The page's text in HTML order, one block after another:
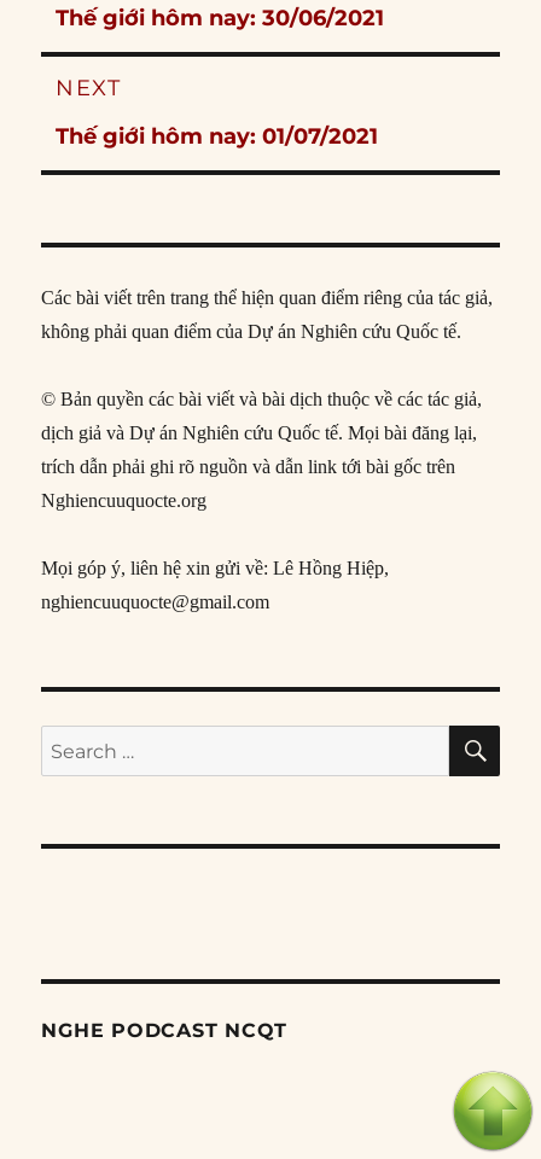
Previous
post:
Thế giới hôm nay: 30/06/2021
NEXT
Next
post:
Thế giới hôm nay: 01/07/2021
Các bài viết trên trang thể hiện quan điểm riêng của tác giả,
không phải quan điểm của Dự án Nghiên cứu Quốc tế.
© Bản quyền các bài viết và bài dịch thuộc về các tác giả,
dịch giả và Dự án Nghiên cứu Quốc tế. Mọi bài đăng lại,
trích dẫn phải ghi rõ nguồn và dẫn link tới bài gốc trên
Nghiencuuquocte.org
Mọi góp ý, liên hệ xin gửi về: Lê Hồng Hiệp,
nghiencuuquocte@gmail.com
Search
for:
NGHE PODCAST NCQT